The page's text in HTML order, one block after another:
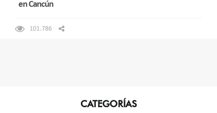
en Cancún
101.786
CATEGORÍAS